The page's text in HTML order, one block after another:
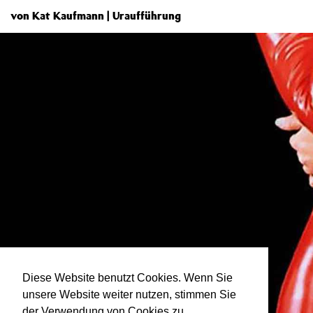
Diese Website benutzt Cookies. Wenn Sie
unsere Website weiter nutzen, stimmen Sie
von Kat Kaufmann | Uraufführung